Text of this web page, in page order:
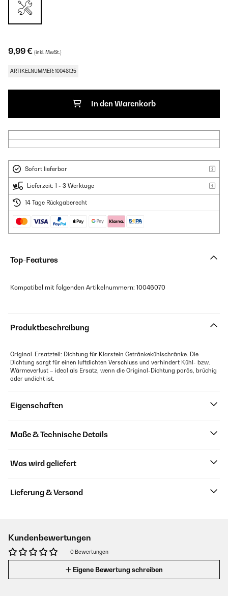
9,99 € (inkl. MwSt.)
ARTIKELNUMMER: 10048125
In den Warenkorb
Sofort lieferbar
Lieferzeit: 1 - 3 Werktage
14 Tage Rückgaberecht
Top-Features
Kompatibel mit folgenden Artikelnummern: 10046070
Produktbeschreibung
Original-Ersatzteil: Dichtung für Klarstein Getränkekühlschränke. Die
Dichtung sorgt für einen luftdichten Verschluss und verhindert Kühl- bzw.
Wärmeverlust – ideal als Ersatz, wenn die Original-Dichtung porös, brüchig
oder undicht ist.
Eigenschaften
Maße & Technische Details
Was wird geliefert
Lieferung & Versand
Kundenbewertungen
0 Bewertungen
Eigene Bewertung schreiben